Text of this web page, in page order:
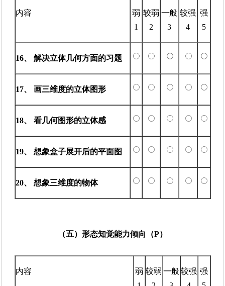
内容
弱
1
较弱
2
一般
3
较强
4
强
5
16、 解决立体几何方面的习题
17、 画三维度的立体图形
18、 看几何图形的立体感
19、 想象盒子展开后的平面图
20、 想象三维度的物体
（五）形态知觉能力倾向（P）
内容
弱 较弱 一般较强 强